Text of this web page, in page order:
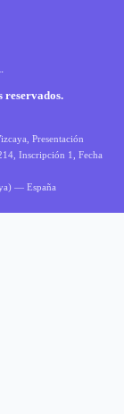
reservados.
Presentación
Inscripción 1, Fecha
— España